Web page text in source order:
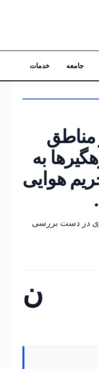
جامعه خدمات
جستجو
مناطق
به
هوایی
در دست بررسی
ن